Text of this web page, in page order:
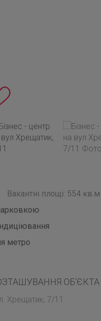
Вакантні площі: 554 кв.м
метро
ОБ’ЄКТА
Хрещатик, 7/11